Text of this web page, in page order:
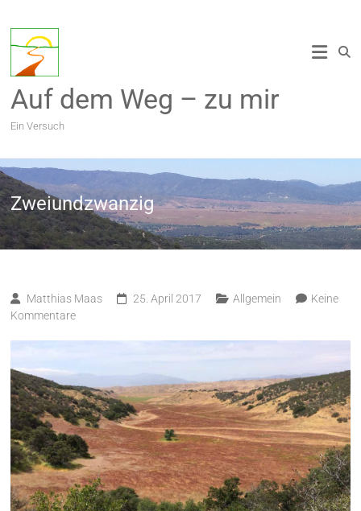
Inhalt
springen
Auf dem Weg – zu mir
Ein Versuch
Zweiundzwanzig
Matthias Maas 25. April 2017 Allgemein
Keine
Kommentare